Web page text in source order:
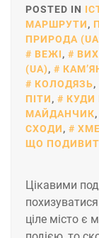
POSTED IN
МАРШРУТИ,
ПРИРОДА
ВЕЖІ,
(UA),
КОЛОДЯЗЬ,
ПІТИ, КУДИ
МАЙДАНЧИК,
СХОДИ,
ЩО
Цікавими
ціле місто є